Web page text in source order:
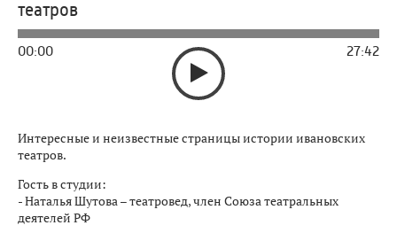
театров
00:00 27:42
Интересные и неизвестные страницы истории ивановских
театров.
Гость в студии:
- Наталья Шутова – театровед, член Союза театральных
деятелей РФ